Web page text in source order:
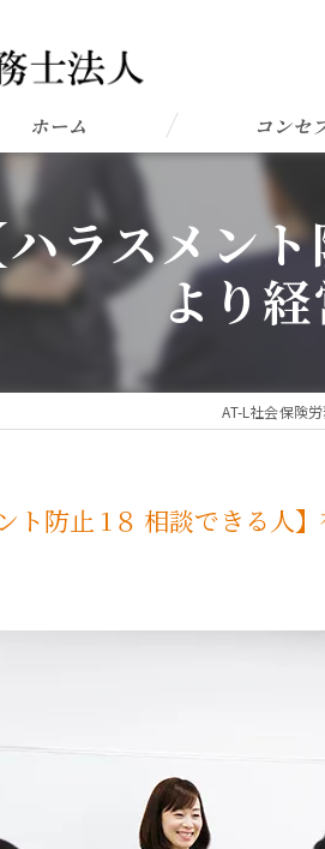
ホーム コンセ
ラスメン
より
AT-L社会保険
ト防止 1８ 相談できる人